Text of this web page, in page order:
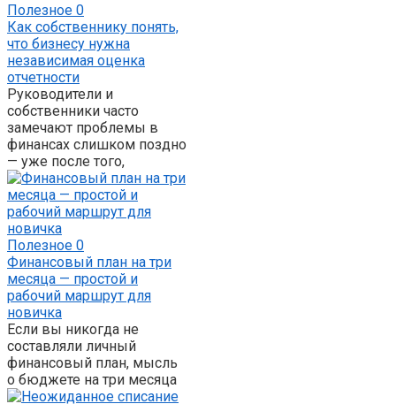
Полезное 0
Как собственнику понять,
что бизнесу нужна
независимая оценка
отчетности
Руководители и
собственники часто
замечают проблемы в
финансах слишком поздно
— уже после того,
Полезное 0
Финансовый план на три
месяца — простой и
рабочий маршрут для
новичка
Если вы никогда не
составляли личный
финансовый план, мысль
о бюджете на три месяца